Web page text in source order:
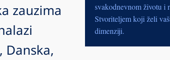
zauzima
Danska,
svakodnevnom životu i
Stvoriteljem koji želi
dimenziji.